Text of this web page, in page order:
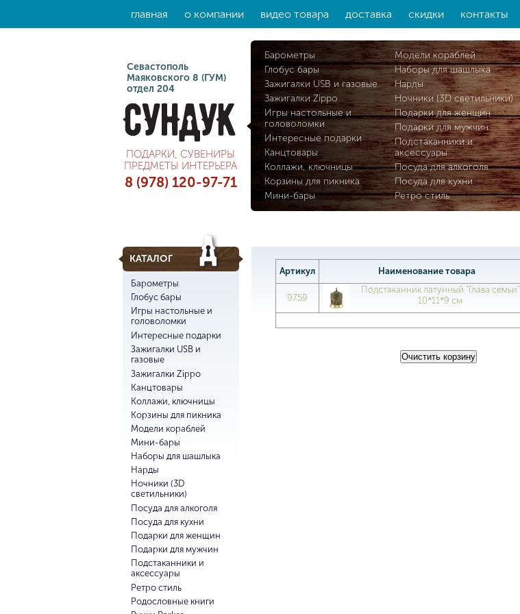
главная о компании видео товара доставка скидки контакты
Севастополь
Маяковского 8 (ГУМ)
отдел 204
ПОДАРКИ, СУВЕНИРЫ
ПРЕДМЕТЫ ИНТЕРЬЕРА
8 (978) 120-97-71
Барометры
Глобус бары
Зажигалки USB и газовые
Зажигалки Zippo
Игры настольные и
головоломки
Интересные подарки
Канцтовары
Коллажи, ключницы
Корзины для пикника
Мини-бары
Модели кораблей
Наборы для шашлыка
Нарды
Ночники (3D светильники)
Подарки для женщин
Подарки для мужчин
Подстаканники и
аксессуары
Посуда для алкоголя
Посуда для кухни
Ретро стиль
КАТАЛОГ
Барометры
Глобус бары
Игры настольные и
головоломки
Интересные подарки
Зажигалки USB и
газовые
Зажигалки Zippo
Канцтовары
Коллажи, ключницы
Корзины для пикника
Модели кораблей
Мини-бары
Наборы для шашлыка
Нарды
Ночники (3D
светильники)
Посуда для алкоголя
Посуда для кухни
Подарки для женщин
Подарки для мужчин
Подстаканники и
аксессуары
Ретро стиль
Родословные книги
Артикул Наименование товара
9759
Подстаканник латунный "Глава семьи"
10*11*9 см